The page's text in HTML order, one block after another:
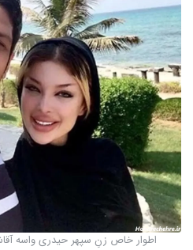
اطوار خاص زنِ سپهر حیدری واسه